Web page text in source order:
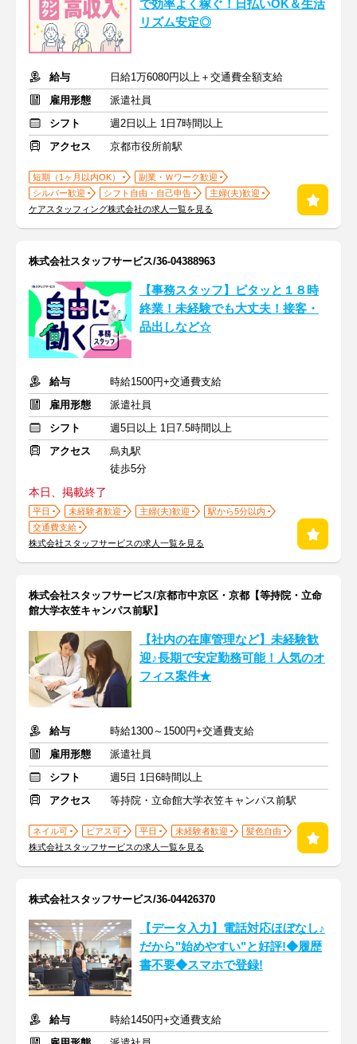
で効率よく稼ぐ！日払いOK＆生活
リズム安定◎
給与
日給1万6080円以上＋交通費全額支給
雇用形態
派遣社員
シフト
週2日以上 1日7時間以上
アクセス
京都市役所前駅
短期（1ヶ月以内OK）
副業・Ｗワーク歓迎
シルバー歓迎
シフト自由・自己申告
主婦(夫)歓迎
ケアスタッフィング株式会社の求人一覧を見る
株式会社スタッフサービス/36-04388963
【事務スタッフ】ピタッと１８時
終業！未経験でも大丈夫！接客・
品出しなど☆
給与
時給1500円+交通費支給
雇用形態
派遣社員
シフト
週5日以上 1日7.5時間以上
アクセス
烏丸駅
徒歩5分
本日、掲載終了
平日 未経験者歓迎 主婦(夫)歓迎
駅から5分以内
交通費支給
株式会社スタッフサービスの求人一覧を見る
株式会社スタッフサービス/京都市中京区・京都【等持院・立命
館大学衣笠キャンパス前駅】
【社内の在庫管理など】未経験歓
迎♪長期で安定勤務可能！人気のオ
フィス案件★
給与
時給1300～1500円+交通費支給
雇用形態
派遣社員
シフト
週5日 1日6時間以上
アクセス
等持院・立命館大学衣笠キャンパス前駅
ネイル可 ピアス可 平日 未経験者歓迎
髪色自由
株式会社スタッフサービスの求人一覧を見る
株式会社スタッフサービス/36-04426370
【データ入力】電話対応ほぼなし♪
だから"始めやすい"と好評!◆履歴
書不要◆スマホで登録!
給与
時給1450円+交通費支給